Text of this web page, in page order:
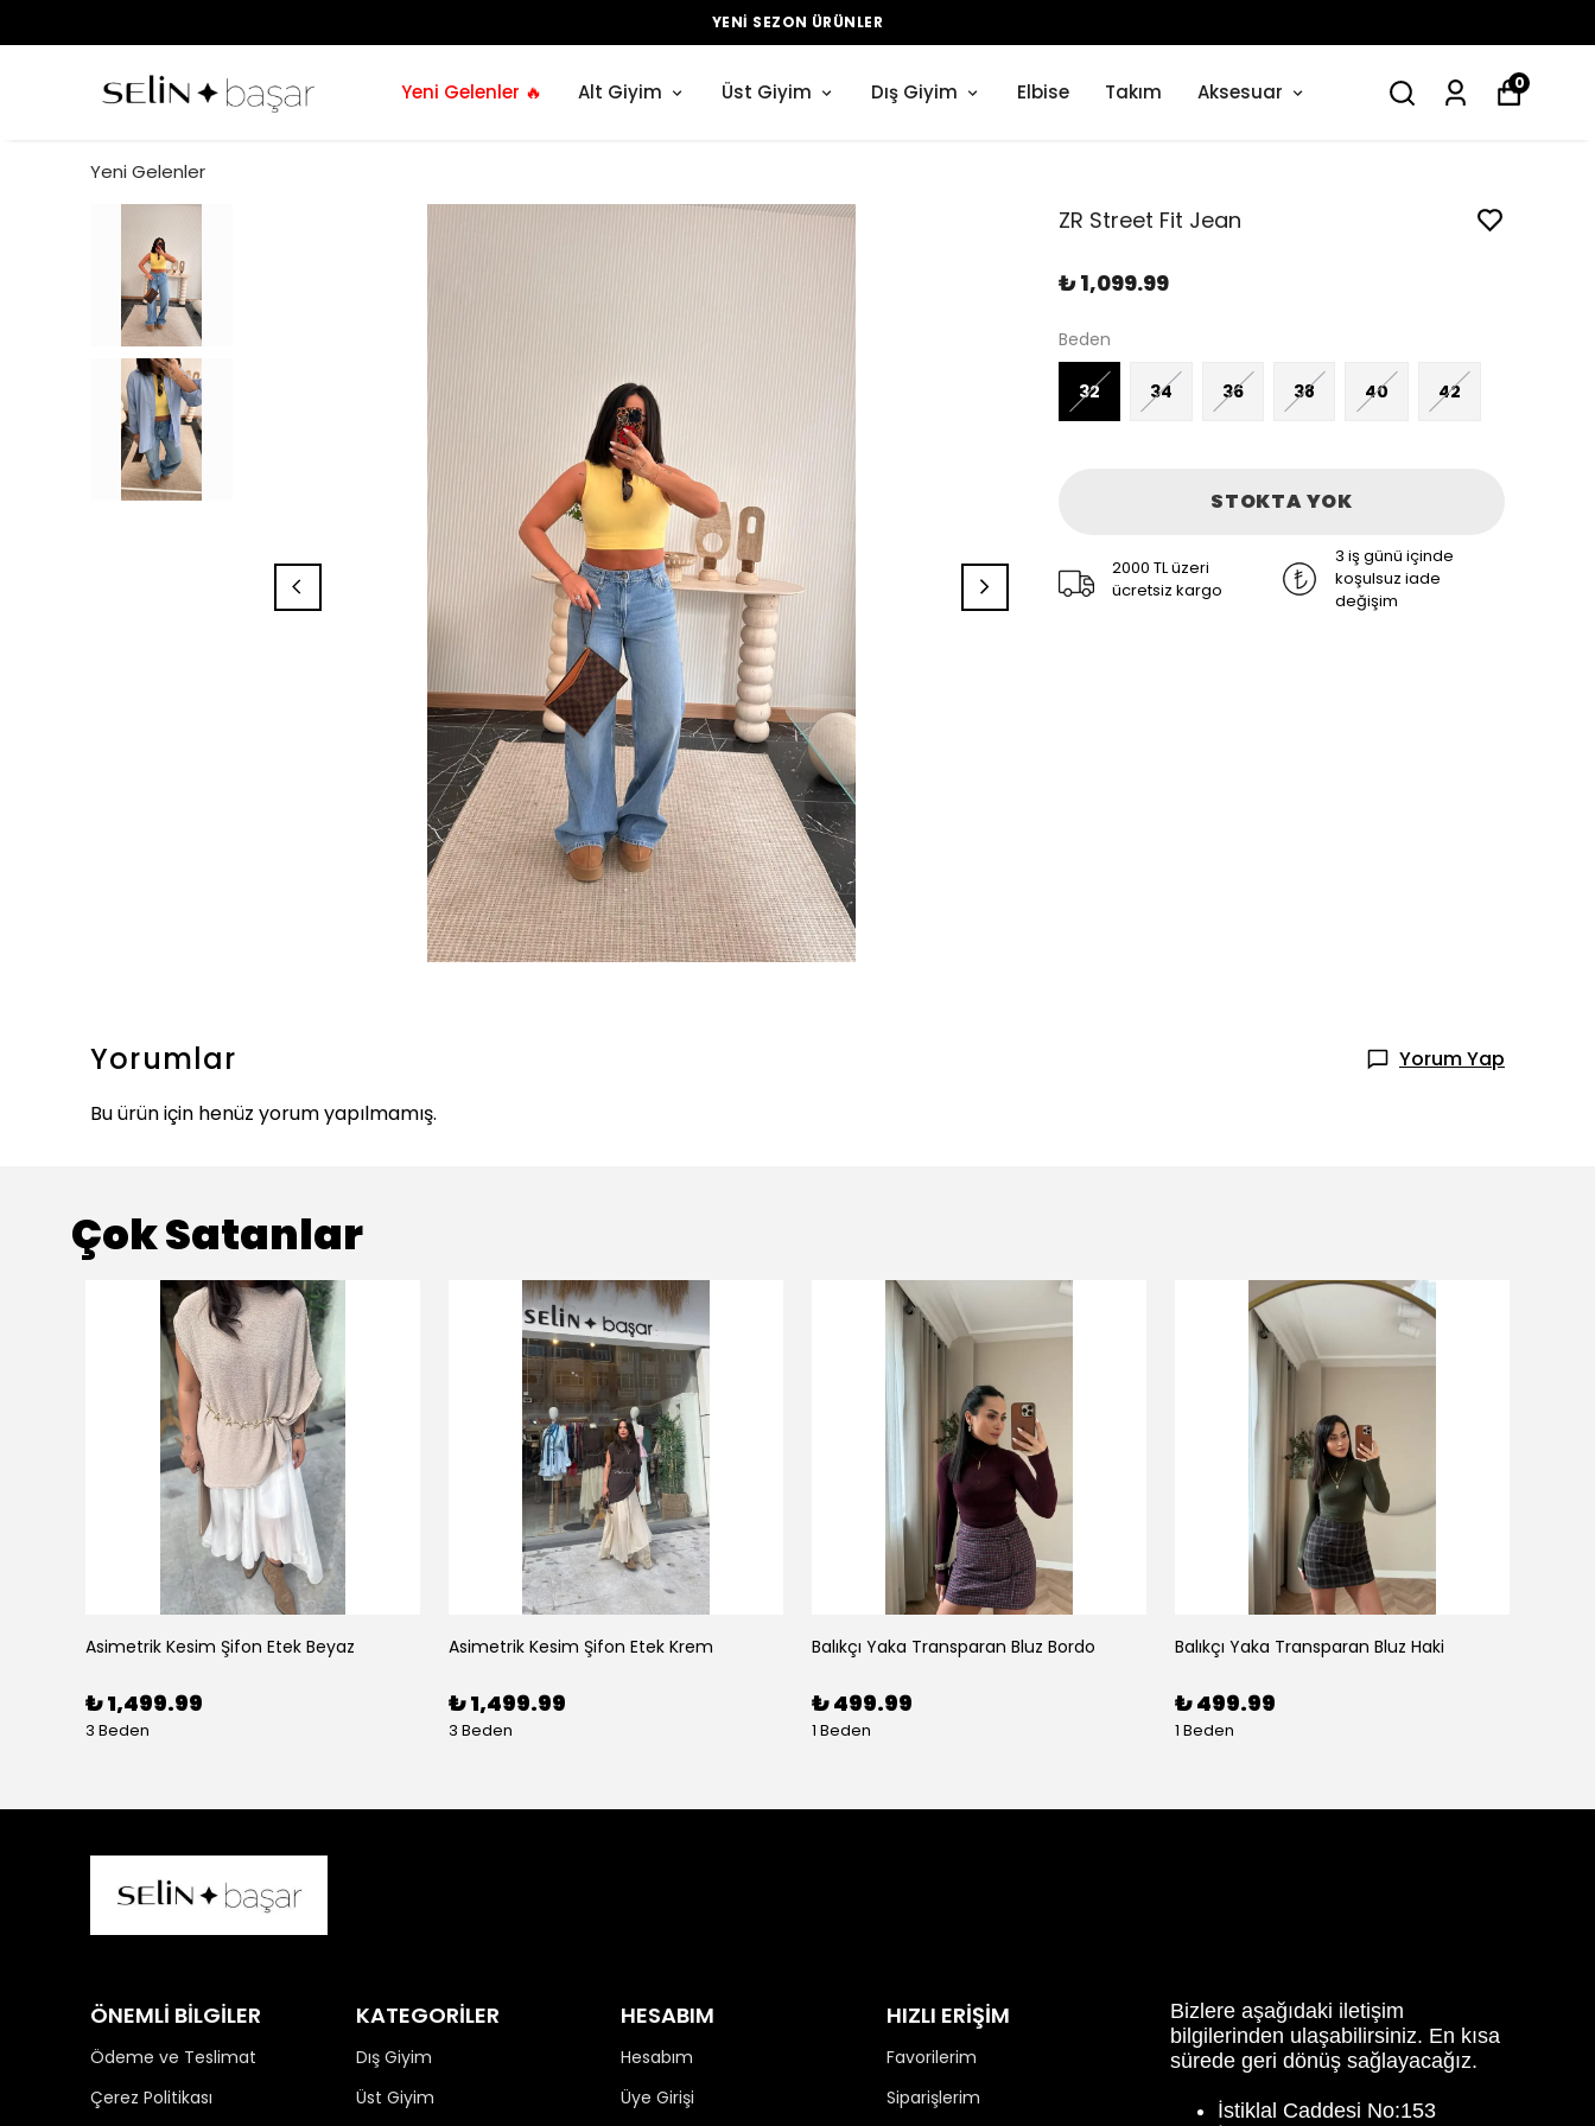
YENI SEZON ÜRÜNLER
Yeni Gelenler 🔥 Alt Giyim Üst Giyim Dış Giyim Elbise Takım Aksesuar 0
Yeni Gelenler
ZR Street Fit Jean
₺ 1,099.99
Beden
32 34 36 38 40 42
STOKTA YOK
2000 TL üzeri
ücretsiz kargo
3 iş günü içinde
koşulsuz iade
değişim
Yorumlar
Yorum Yap
Bu ürün için henüz yorum yapılmamış.
Çok Satanlar
Asimetrik Kesim Şifon Etek Beyaz
₺ 1,499.99
3 Beden
Asimetrik Kesim Şifon Etek Krem
₺ 1,499.99
3 Beden
Balıkçı Yaka Transparan Bluz Bordo
₺ 499.99
1 Beden
Balıkçı Yaka Transparan Bluz Haki
₺ 499.99
1 Beden
ÖNEMLİ BİLGİLER
Ödeme ve Teslimat
Çerez Politikası
KATEGORİLER
Dış Giyim
Üst Giyim
HESABIM
Hesabım
Üye Girişi
HIZLI ERİŞİM
Favorilerim
Siparişlerim
Bizlere aşağıdaki iletişim
bilgilerinden ulaşabilirsiniz. En kısa
sürede geri dönüş sağlayacağız.
İstiklal Caddesi No:153